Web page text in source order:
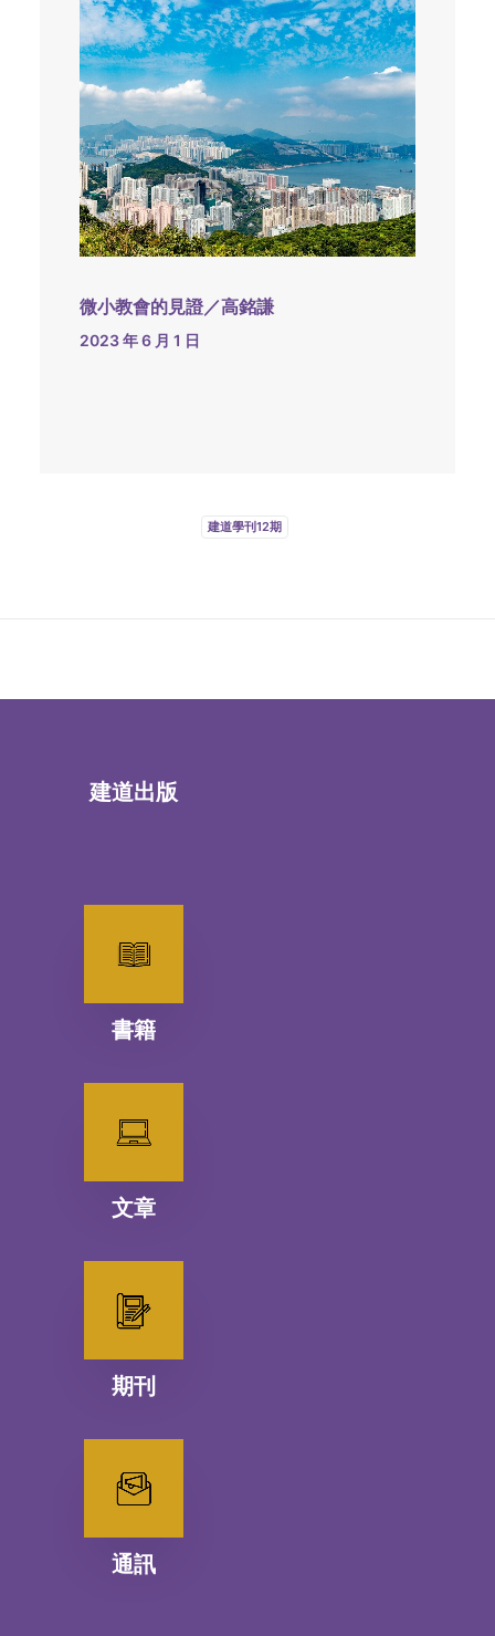
微小教會的見證／高銘謙
2023 年 6 月 1 日
建道學刊12期
建道出版
書籍
文章
期刊
通訊